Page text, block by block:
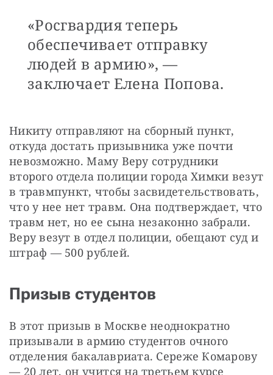
«Росгвардия теперь
обеспечивает отправку
людей в армию», —
заключает Елена Попова.
Никиту отправляют на сборный пункт,
откуда достать призывника уже почти
невозможно. Маму Веру сотрудники
второго отдела полиции города Химки везут
в травмпункт, чтобы засвидетельствовать,
что у нее нет травм. Она подтверждает, что
травм нет, но ее сына незаконно забрали.
Веру везут в отдел полиции, обещают суд и
штраф — 500 рублей.
Призыв студентов
В этот призыв в Москве неоднократно
призывали в армию студентов очного
отделения бакалавриата. Сереже Комарову
— 20 лет, он учится на третьем курсе